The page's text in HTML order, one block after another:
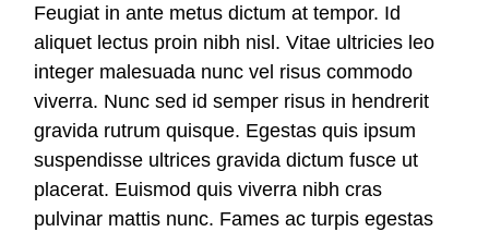
Feugiat in ante metus dictum at tempor. Id
aliquet lectus proin nibh nisl. Vitae ultricies leo
integer malesuada nunc vel risus commodo
viverra. Nunc sed id semper risus in hendrerit
gravida rutrum quisque. Egestas quis ipsum
suspendisse ultrices gravida dictum fusce ut
placerat. Euismod quis viverra nibh cras
pulvinar mattis nunc. Fames ac turpis egestas